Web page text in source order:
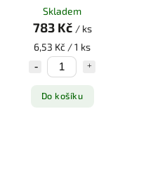
Skladem
783 Kč / ks
6,53 Kč / 1 ks
Do košíku